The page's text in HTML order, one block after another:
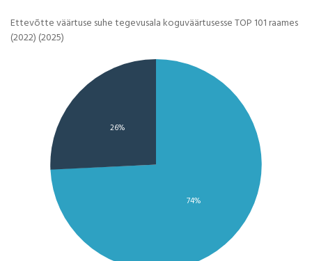
Ettevõtte väärtuse suhe tegevusala koguväärtusesse TOP 101 raames
(2022) (2025)
74%
26%